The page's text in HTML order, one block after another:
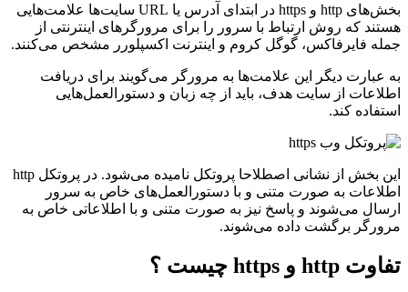
بخش‌های http و https در ابتدای آدرس یا URL سایت‌ها علامت‌هایی
هستند که روش ارتباط با سرور را برای مرورگرهای اینترنتی از
جمله فایرفاکس، گوگل کروم و اینترنت اکسپلورر مشخص می‌کنند.
به عبارت دیگر این علامت‌ها به مرورگر می‌گویند برای دریافت
اطلاعات از سایت هدف، باید از چه زبان و دستورالعمل‌هایی
استفاده کند.
این بخش از نشانی اصطلاحا پروتکل نامیده می‌شود. در پروتکل http
اطلاعات به صورت متنی و با دستورالعمل‌های خاص به سرور
ارسال می‌شوند و پاسخ نیز به صورت متنی و با اطلاعاتی خاص به
مرورگر برگشت داده می‌شوند.
تفاوت http و https چیست ؟